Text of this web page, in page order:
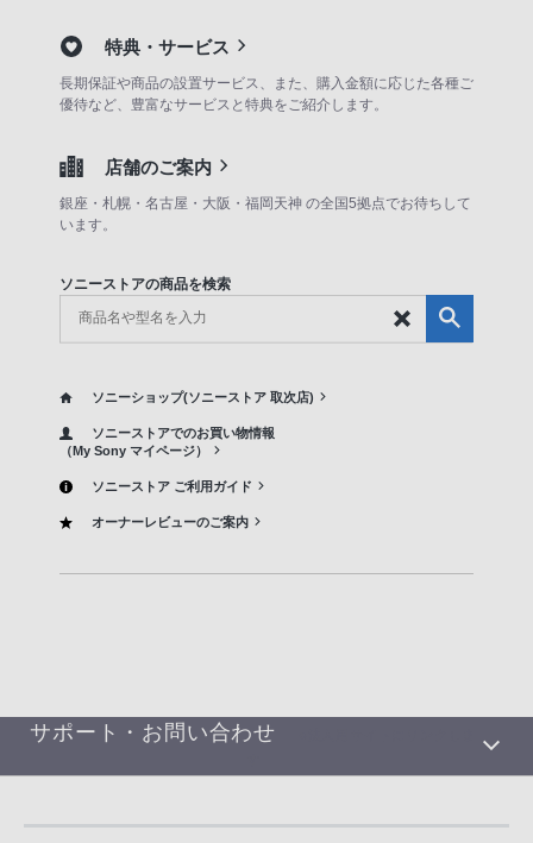
特典・サービス
長期保証や商品の設置サービス、また、購入金額に応じた各種ご
優待など、豊富なサービスと特典をご紹介します。
店舗のご案内
銀座・札幌・名古屋・大阪・福岡天神 の全国5拠点でお待ちして
います。
ソニーストアの商品を検索
ソニーショップ(ソニーストア 取次店)
ソニーストアでのお買い物情報
（My Sony マイページ）
ソニーストア ご利用ガイド
オーナーレビューのご案内
サポート・お問い合わせ